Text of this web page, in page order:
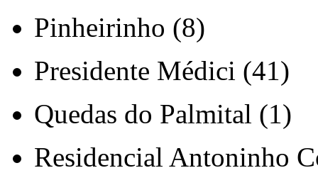
Pinheirinho (8)
Presidente Médici (41)
Quedas do Palmital (1)
Residencial Antoninho